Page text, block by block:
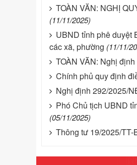
TOÀN VĂN: NGHỊ
(11/11/2025)
UBND tỉnh phê duyệt
các xã, phường (11/11/
TOÀN VĂN: Nghị
Chính phủ quy định
Nghị định 292/2025/
Phó Chủ tịch UBND
(05/11/2025)
Thông tư 19/2025/